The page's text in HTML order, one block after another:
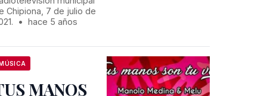
Chipiona, 7 de julio de
• hace 5 años
MANOS